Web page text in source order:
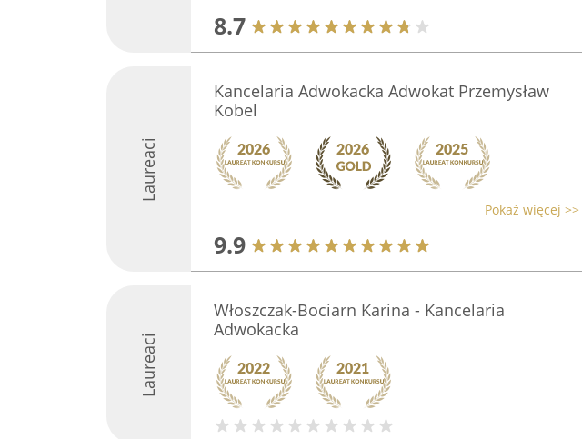
8.7
Laureaci
Kancelaria Adwokacka Adwokat Przemysław
Kobel
Pokaż więcej >>
9.9
Laureaci
Włoszczak-Bociarn Karina - Kancelaria
Adwokacka